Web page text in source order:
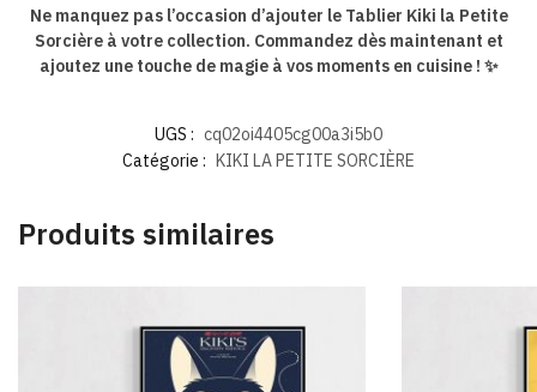
Ne manquez pas l’occasion d’ajouter le Tablier Kiki la Petite
Sorcière à votre collection. Commandez dès maintenant et
ajoutez une touche de magie à vos moments en cuisine ! ✨
UGS : cq02oi4405cg00a3i5b0
Catégorie : KIKI LA PETITE SORCIÈRE
Produits similaires